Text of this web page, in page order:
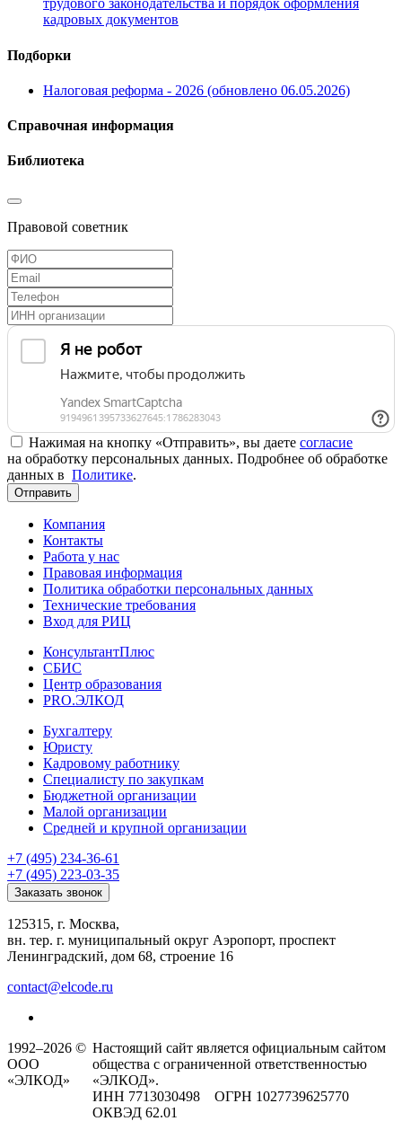
трудового законодательства и порядок оформления
кадровых документов
Подборки
Налоговая реформа - 2026 (обновлено 06.05.2026)
Справочная информация
Библиотека
Правовой советник
Нажимая на кнопку «Отправить», вы даете согласие
на обработку персональных данных. Подробнее об обработке
данных в Политике.
Отправить
Компания
Контакты
Работа у нас
Правовая информация
Политика обработки персональных данных
Технические требования
Вход для РИЦ
КонсультантПлюс
СБИС
Центр образования
PRO.ЭЛКОД
Бухгалтеру
Юристу
Кадровому работнику
Специалисту по закупкам
Бюджетной организации
Малой организации
Средней и крупной организации
+7 (495) 234-36-61
+7 (495) 223-03-35
Заказать звонок
125315, г. Москва,
вн. тер. г. муниципальный округ Аэропорт, проспект
Ленинградский, дом 68, строение 16
contact@elcode.ru
1992–2026 ©
ООО
«ЭЛКОД»
Настоящий сайт является официальным сайтом
общества с ограниченной ответственностью
«ЭЛКОД».
ИНН 7713030498 ОГРН 1027739625770
ОКВЭД 62.01